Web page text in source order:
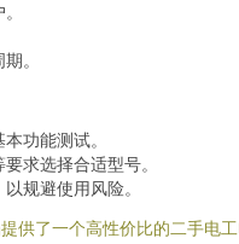
。
功能测试。
求选择合适型号。
规避使用风险。
供了一个高性价比的二手